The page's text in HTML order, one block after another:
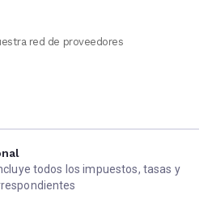
red de proveedores
todos los impuestos, tasas y